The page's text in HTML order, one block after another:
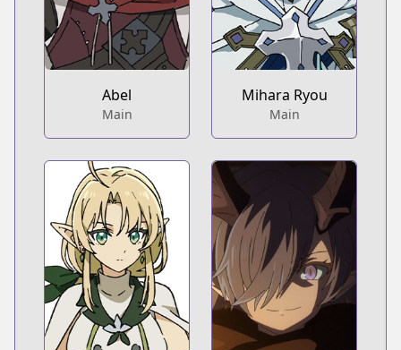
Abel
Main
Mihara Ryou
Main